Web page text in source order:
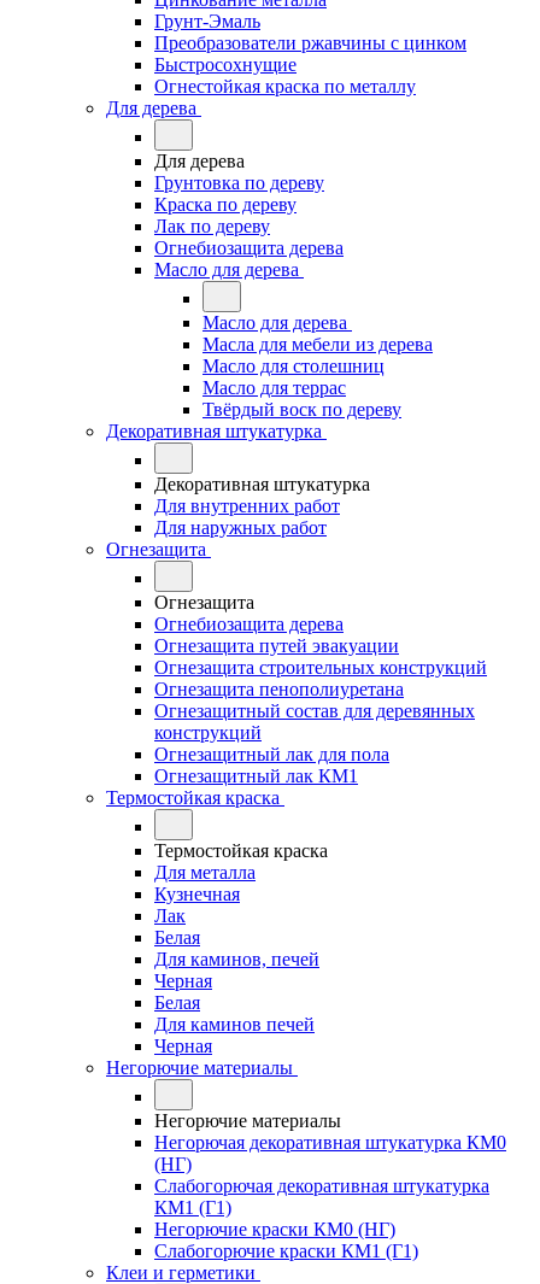
Грунт-Эмаль
Преобразователи ржавчины с цинком
Быстросохнущие
Огнестойкая краска по металлу
Для дерева
Для дерева
Грунтовка по дереву
Краска по дереву
Лак по дереву
Огнебиозащита дерева
Масло для дерева
Масло для дерева
Масла для мебели из дерева
Масло для столешниц
Масло для террас
Твёрдый воск по дереву
Декоративная штукатурка
Декоративная штукатурка
Для внутренних работ
Для наружных работ
Огнезащита
Огнезащита
Огнебиозащита дерева
Огнезащита путей эвакуации
Огнезащита строительных конструкций
Огнезащита пенополиуретана
Огнезащитный состав для деревянных
конструкций
Огнезащитный лак для пола
Огнезащитный лак КМ1
Термостойкая краска
Термостойкая краска
Для металла
Кузнечная
Лак
Белая
Для каминов, печей
Черная
Белая
Для каминов печей
Черная
Негорючие материалы
Негорючие материалы
Негорючая декоративная штукатурка КМ0
(НГ)
Слабогорючая декоративная штукатурка
КМ1 (Г1)
Негорючие краски КМ0 (НГ)
Слабогорючие краски КМ1 (Г1)
Клеи и герметики